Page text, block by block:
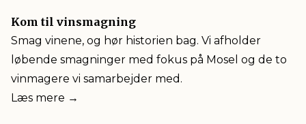
Kom til vinsmagning
Smag vinene, og hør historien bag. Vi afholder
løbende smagninger med fokus på Mosel og de to
vinmagere vi samarbejder med.
Læs mere →